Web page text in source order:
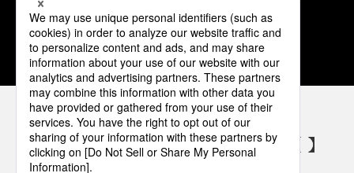
1 2 3 4 5
パナソニックの電気設備 SNSアカウント